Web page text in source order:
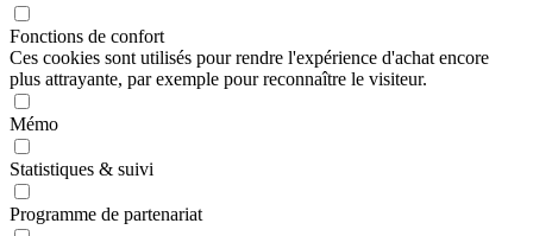
Fonctions de confort
Ces cookies sont utilisés pour rendre l'expérience d'achat encore
plus attrayante, par exemple pour reconnaître le visiteur.
Mémo
Statistiques & suivi
Programme de partenariat